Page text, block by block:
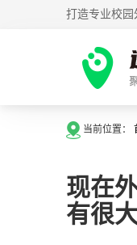
打造专业校园
当前位置：
现在
有很